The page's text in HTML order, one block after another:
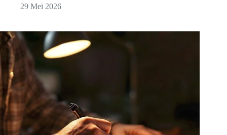
29 Mei 2026